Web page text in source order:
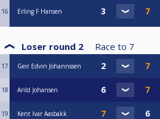
16 Erling F Hansen
Loser round 2 Race to 7
17 Geir Edvin Johannssen
18 Arild Johansen
19 Kent Ivar Aasbakk